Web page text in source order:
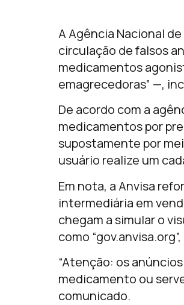
A Agência Nacional
circulação de falsos
medicamentos
emagrecedoras” —,
De acordo com a
medicamentos por
supostamente por
usuário realize um
Em nota, a Anvisa
intermediária em
chegam a simular o
como
“Atenção: os
medicamento ou
comunicado.